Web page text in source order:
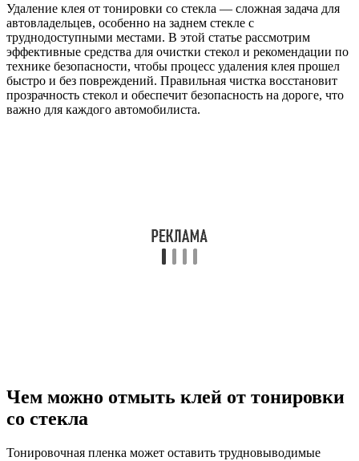
Удаление клея от тонировки со стекла — сложная задача для
автовладельцев, особенно на заднем стекле с
труднодоступными местами. В этой статье рассмотрим
эффективные средства для очистки стекол и рекомендации по
технике безопасности, чтобы процесс удаления клея прошел
быстро и без повреждений. Правильная чистка восстановит
прозрачность стекол и обеспечит безопасность на дороге, что
важно для каждого автомобилиста.
Чем можно отмыть клей от тонировки
со стекла
Тонировочная пленка может оставить трудновыводимые